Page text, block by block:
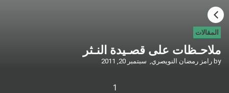
المقالات
ملاحـظات على قصـيدة النـثر
by رامز رمضان النويصري, سبتمبر 20, 2011
1
HOME
CATEGORIES